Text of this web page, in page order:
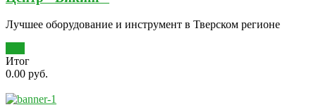
Лучшее оборудование и инструмент в Тверском регионе
Итог
0.00 руб.